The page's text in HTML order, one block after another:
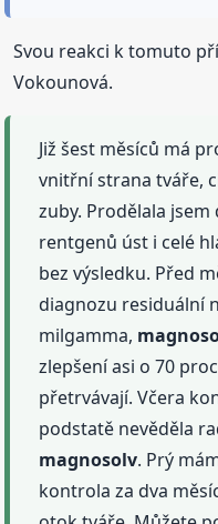
Svou reakci k tomuto
Vokounová.
Již šest měsíců má
vnitřní strana tváře,
zuby. Prodělala
rentgenů úst i celé
bez výsledku. Před
diagnozu residuální
milgamma,
zlepšení asi o 70
přetrvávají. Včera
podstatě nevěděla
magnosolv. Prý
kontrola za dva